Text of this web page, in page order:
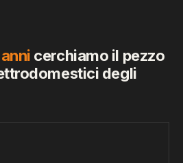
cerchiamo il pezzo
degli